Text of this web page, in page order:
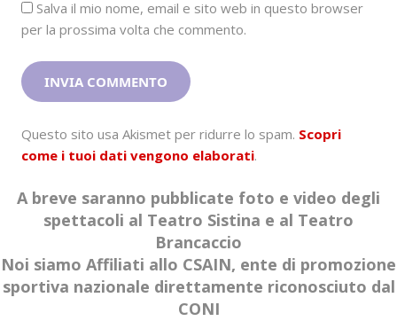
Salva il mio nome, email e sito web in questo browser
per la prossima volta che commento.
Questo sito usa Akismet per ridurre lo spam. Scopri
come i tuoi dati vengono elaborati.
A breve saranno pubblicate foto e video degli
spettacoli al Teatro Sistina e al Teatro
Brancaccio
Noi siamo Affiliati allo CSAIN, ente di promozione
sportiva nazionale direttamente riconosciuto dal
CONI